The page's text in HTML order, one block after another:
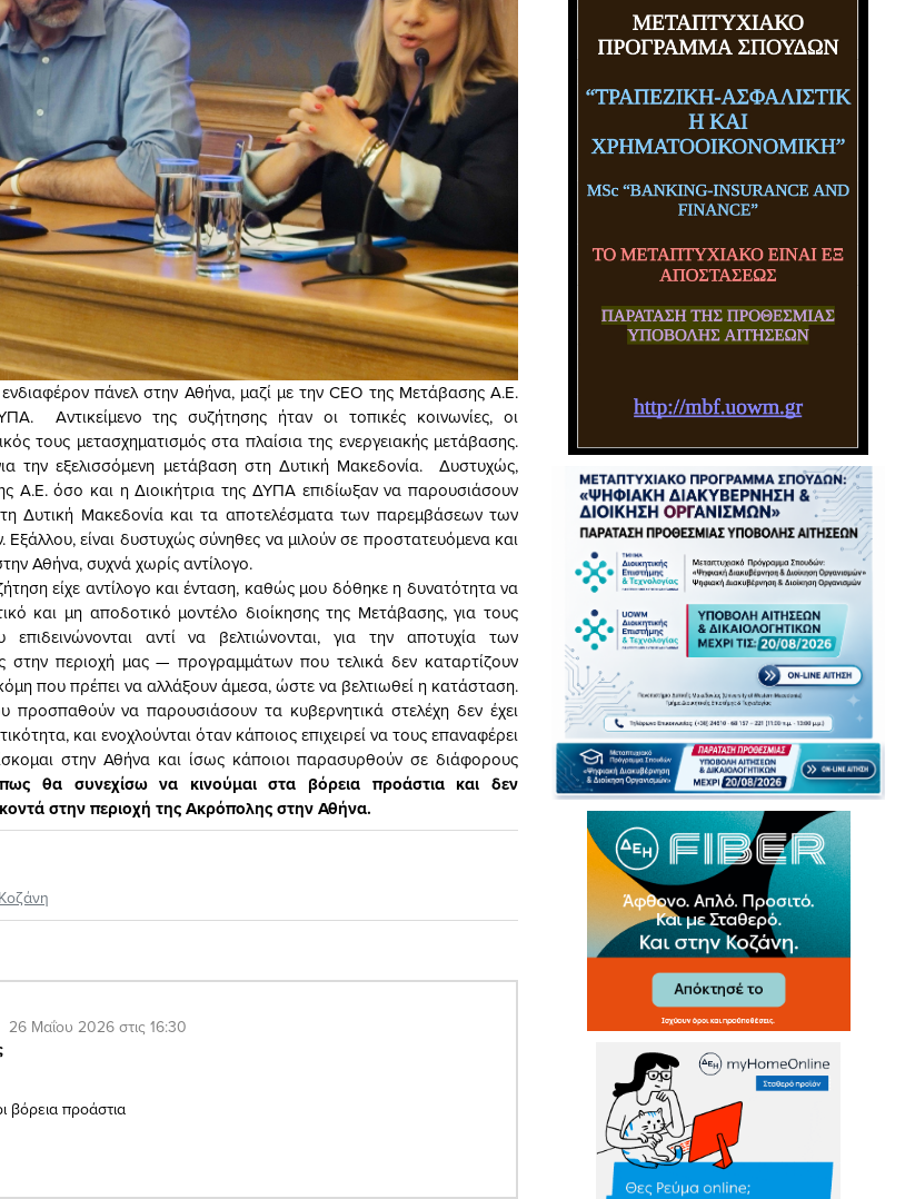
πάνελ στην Αθήνα, μαζί με την CEO της Μετάβασης Α.Ε.
Αντικείμενο της συζήτησης ήταν οι τοπικές κοινωνίες, οι
τους μετασχηματισμός στα πλαίσια της ενεργειακής μετάβασης.
την εξελισσόμενη μετάβαση στη Δυτική Μακεδονία. Δυστυχώς,
Α.Ε. όσο και η Διοικήτρια της ΔΥΠΑ επιδίωξαν να παρουσιάσουν
τη Δυτική Μακεδονία και τα αποτελέσματα των παρεμβάσεων των
είναι δυστυχώς σύνηθες να μιλούν σε προστατευόμενα και
Αθήνα, συχνά χωρίς αντίλογο.
είχε αντίλογο και ένταση, καθώς μου δόθηκε η δυνατότητα να
και μη αποδοτικό μοντέλο διοίκησης της Μετάβασης, για τους
επιδεινώνονται αντί να βελτιώνονται, για την αποτυχία των
στην περιοχή μας — προγραμμάτων που τελικά δεν καταρτίζουν
που πρέπει να αλλάξουν άμεσα, ώστε να βελτιωθεί η κατάσταση.
προσπαθούν να παρουσιάσουν τα κυβερνητικά στελέχη δεν έχει
και ενοχλούνται όταν κάποιος επιχειρεί να τους επαναφέρει
στην Αθήνα και ίσως κάποιοι παρασυρθούν σε διάφορους
θα συνεχίσω να κινούμαι στα βόρεια προάστια και δεν
στην περιοχή της Ακρόπολης στην Αθήνα.
Κοζάνη
26 Μαΐου 2026 στις 16:30
βόρεια προάστια